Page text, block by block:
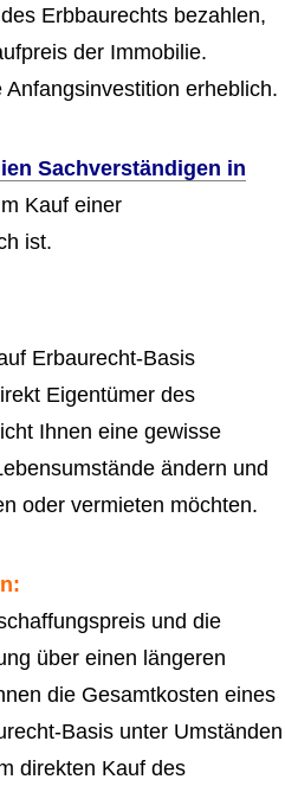
Erbbaurechts bezahlen,
der Immobilie.
erheblich.
Sachverständigen in
Kauf einer
ist.
Erbaurecht-Basis
Eigentümer des
Ihnen eine gewisse
ändern und
oder vermieten möchten.
und die
über einen längeren
die Gesamtkosten eines
Basis unter Umständen
direkten Kauf des